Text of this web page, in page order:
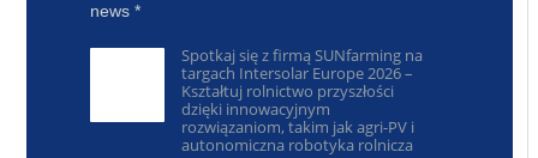
news *
Spotkaj się z firmą SUNfarming na
targach Intersolar Europe 2026 –
Kształtuj rolnictwo przyszłości
dzięki innowacyjnym
rozwiązaniom, takim jak agri-PV i
autonomiczna robotyka rolnicza